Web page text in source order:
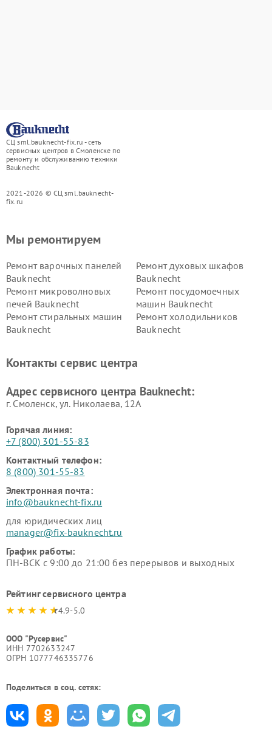
СЦ sml.bauknecht-fix.ru - сеть
сервисных центров в Смоленске по
ремонту и обслуживанию техники
Bauknecht
2021-2026 © СЦ sml.bauknecht-
fix.ru
Мы ремонтируем
Ремонт варочных панелей
Bauknecht
Ремонт духовых шкафов
Bauknecht
Ремонт микроволновых
печей Bauknecht
Ремонт посудомоечных
машин Bauknecht
Ремонт стиральных машин
Bauknecht
Ремонт холодильников
Bauknecht
Контакты сервис центра
Адрес сервисного центра Bauknecht:
г. Смоленск, ул. Николаева, 12А
Горячая линия:
+7 (800) 301-55-83
Контактный телефон:
8 (800) 301-55-83
Электронная почта:
info@bauknecht-fix.ru
для юридических лиц
manager@fix-bauknecht.ru
График работы:
ПН-ВСК с 9:00 до 21:00 без перерывов и выходных
Рейтинг сервисного центра
4.9-5.0
ООО "Русервис"
ИНН 7702633247
ОГРН 1077746335776
Поделиться в соц. сетях: